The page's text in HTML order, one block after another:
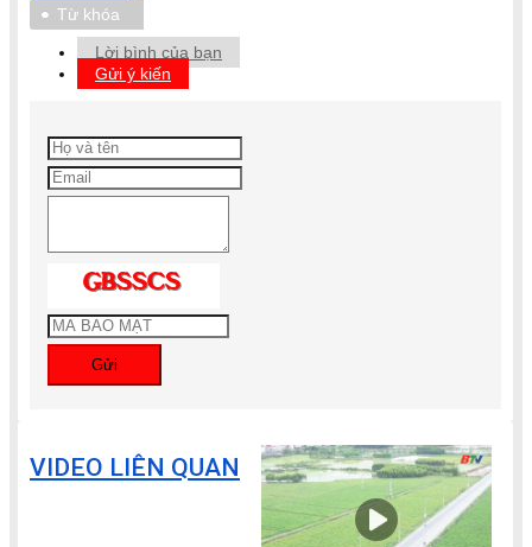
Từ khóa
Lời bình của bạn
Gửi ý kiến
Gửi
VIDEO LIÊN QUAN